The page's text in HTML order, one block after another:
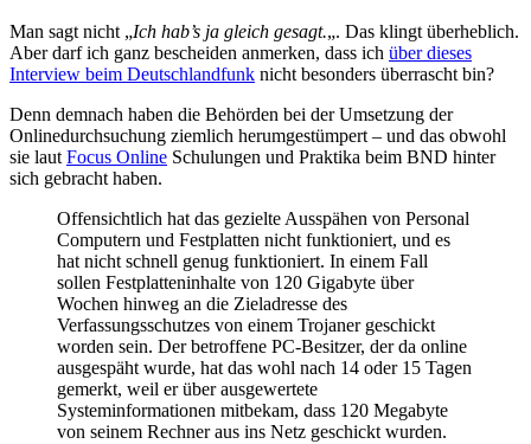
Man sagt nicht „Ich hab’s ja gleich gesagt.„. Das klingt überheblich.
Aber darf ich ganz bescheiden anmerken, dass ich über dieses
Interview beim Deutschlandfunk nicht besonders überrascht bin?
Denn demnach haben die Behörden bei der Umsetzung der
Onlinedurchsuchung ziemlich herumgestümpert – und das obwohl
sie laut Focus Online Schulungen und Praktika beim BND hinter
sich gebracht haben.
Offensichtlich hat das gezielte Ausspähen von Personal
Computern und Festplatten nicht funktioniert, und es
hat nicht schnell genug funktioniert. In einem Fall
sollen Festplatteninhalte von 120 Gigabyte über
Wochen hinweg an die Zieladresse des
Verfassungsschutzes von einem Trojaner geschickt
worden sein. Der betroffene PC-Besitzer, der da online
ausgespäht wurde, hat das wohl nach 14 oder 15 Tagen
gemerkt, weil er über ausgewertete
Systeminformationen mitbekam, dass 120 Megabyte
von seinem Rechner aus ins Netz geschickt wurden.